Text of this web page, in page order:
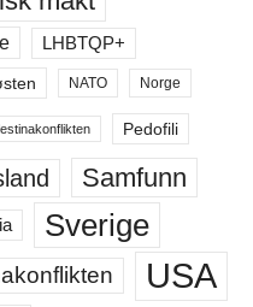
LHBTQP+
NATO Norge
Pedofili
Samfunn
Sverige
USA